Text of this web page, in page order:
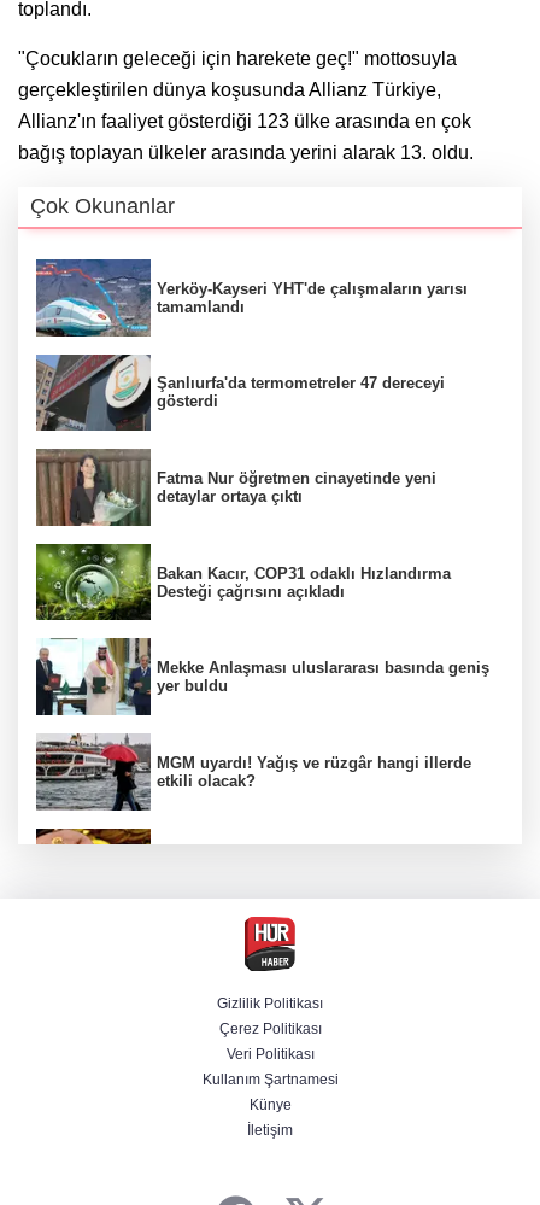
toplandı.
"Çocukların geleceği için harekete geç!" mottosuyla
gerçekleştirilen dünya koşusunda Allianz Türkiye,
Allianz'ın faaliyet gösterdiği 123 ülke arasında en çok
bağış toplayan ülkeler arasında yerini alarak 13. oldu.
Çok Okunanlar
Yerköy-Kayseri YHT'de çalışmaların yarısı
tamamlandı
Şanlıurfa'da termometreler 47 dereceyi
gösterdi
Fatma Nur öğretmen cinayetinde yeni
detaylar ortaya çıktı
Bakan Kacır, COP31 odaklı Hızlandırma
Desteği çağrısını açıkladı
Mekke Anlaşması uluslararası basında geniş
yer buldu
MGM uyardı! Yağış ve rüzgâr hangi illerde
etkili olacak?
Öğrenci affında yeni dönem! Üniversiteye
dönüş yolu açıldı
BAE, İran'ın Hürmüz Boğazı'nda bir gemisini
füzeyle hedef aldığını duyurdu
Adana'da içme suyu tünel hattında göçük: 1
Gizlilik Politikası
Çerez Politikası
Veri Politikası
Kullanım Şartnamesi
Künye
İletişim